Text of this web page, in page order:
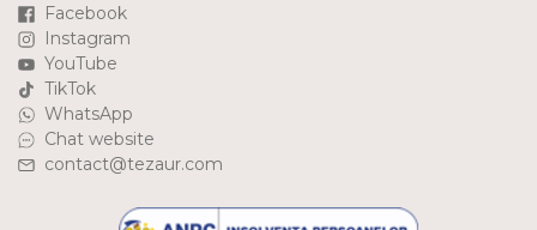
Facebook
Instagram
YouTube
TikTok
WhatsApp
Chat website
contact@tezaur.com